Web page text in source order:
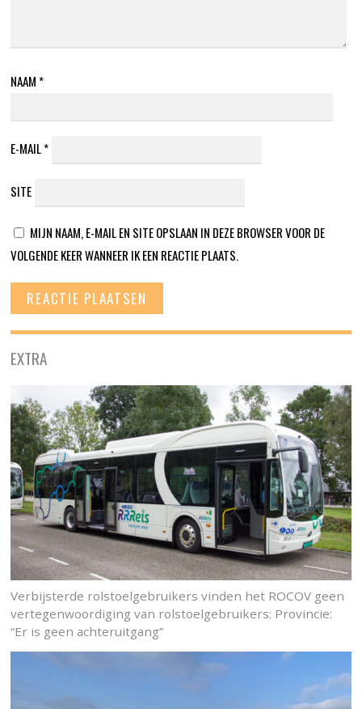
NAAM *
E-MAIL*
SITE
MIJN NAAM, E-MAIL EN SITE OPSLAAN IN DEZE BROWSER VOOR DE
VOLGENDE KEER WANNEER IK EEN REACTIE PLAATS.
EXTRA
Verbijsterde rolstoelgebruikers vinden het ROCOV geen
vertegenwoordiging van rolstoelgebruikers: Provincie:
“Er is geen achteruitgang”